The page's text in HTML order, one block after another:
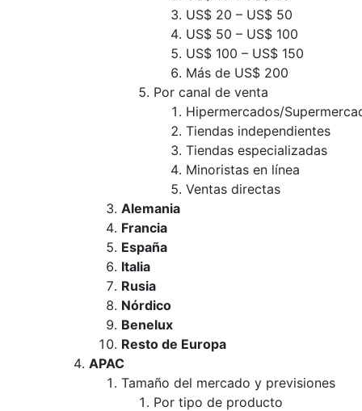
US$ 20 – US$ 50
US$ 50 – US$ 100
US$ 100 – US$ 150
Más de US$ 200
Por canal de venta
Hipermercados/
Tiendas independientes
Tiendas especializadas
Minoristas en línea
Ventas directas
Alemania
Francia
España
Italia
Rusia
Nórdico
Benelux
Resto de Europa
APAC
Tamaño del mercado y previsiones
Por tipo de producto